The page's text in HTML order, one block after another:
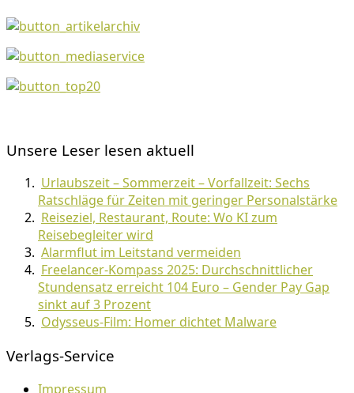
Unsere Leser lesen aktuell
Urlaubszeit – Sommerzeit – Vorfallzeit: Sechs
Ratschläge für Zeiten mit geringer Personalstärke
Reiseziel, Restaurant, Route: Wo KI zum
Reisebegleiter wird
Alarmflut im Leitstand vermeiden
Freelancer-Kompass 2025: Durchschnittlicher
Stundensatz erreicht 104 Euro – Gender Pay Gap
sinkt auf 3 Prozent
Odysseus-Film: Homer dichtet Malware
Verlags-Service
Impressum